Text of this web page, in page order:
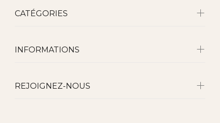
CATÉGORIES
INFORMATIONS
REJOIGNEZ-NOUS